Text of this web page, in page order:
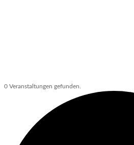
0 Veranstaltungen gefunden.